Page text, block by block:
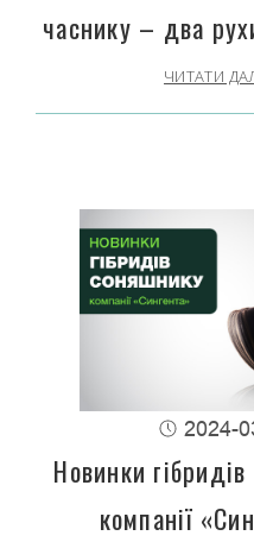
часнику – два
ЧИТАТИ
2024-
Новинки
компанії